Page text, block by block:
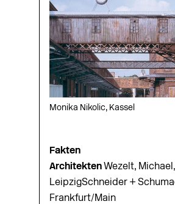
Monika Nikolic, Kassel
Fakten
Architekten Wezelt, Michael,
LeipzigSchneider +
Frankfurt/Main